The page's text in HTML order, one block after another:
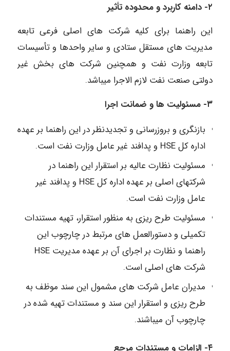
۲- دامنه کاربرد و محدوده تأثیر
این راهنما برای کلیه شرکت های اصلی فرعی تابعه
مدیریت های مستقل ستادی و سایر واحدها و تأسیسات
تابعه وزارت نفت و همچنین شرکت های بخش غیر
دولتی صنعت نفت لازم الاجرا میباشد.
۳- مسئولیت ها و ضمانت اجرا
بازنگری و بروزرسانی و تجدیدنظر در این راهنما بر عهده
اداره کل HSE و پدافند غیر عامل وزارت نفت است.
مسئولیت نظارت عالیه بر استقرار این راهنما در
شرکتهای اصلی بر عهده اداره کل HSE و پدافند غیر
عامل وزارت نفت است.
مسئولیت طرح ریزی به منظور استقرار، تهیه مستندات
تکمیلی و دستورالعمل های مرتبط در چارچوب این
راهنما و نظارت بر اجرای آن بر عهده مدیریت HSE
شرکت های اصلی است.
مدیران عامل شرکت های مشمول این سند موظف به
طرح ریزی و استقرار این سند و مستندات تهیه شده در
چارچوب آن میباشند.